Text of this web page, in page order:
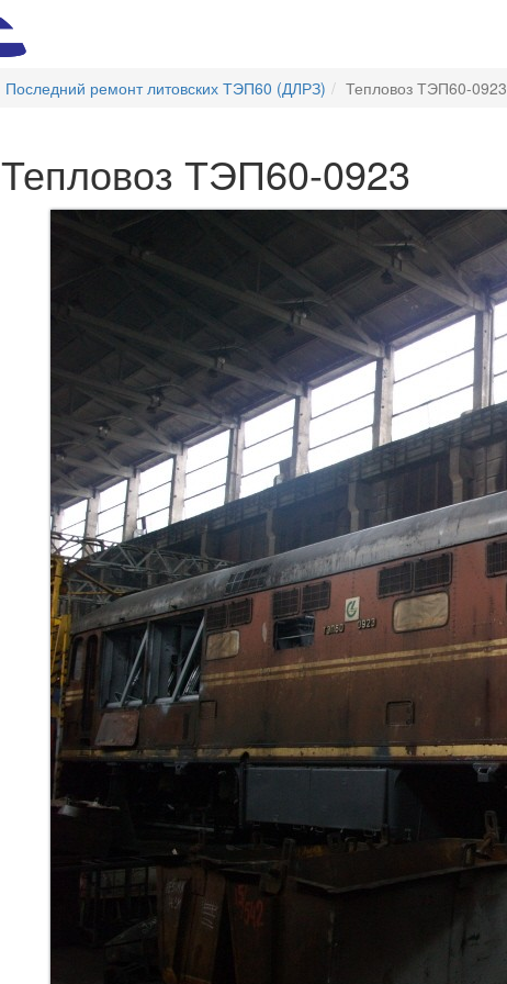
Последний ремонт литовских ТЭП60 (ДЛРЗ) Тепловоз ТЭП60-0923
Тепловоз ТЭП60-0923